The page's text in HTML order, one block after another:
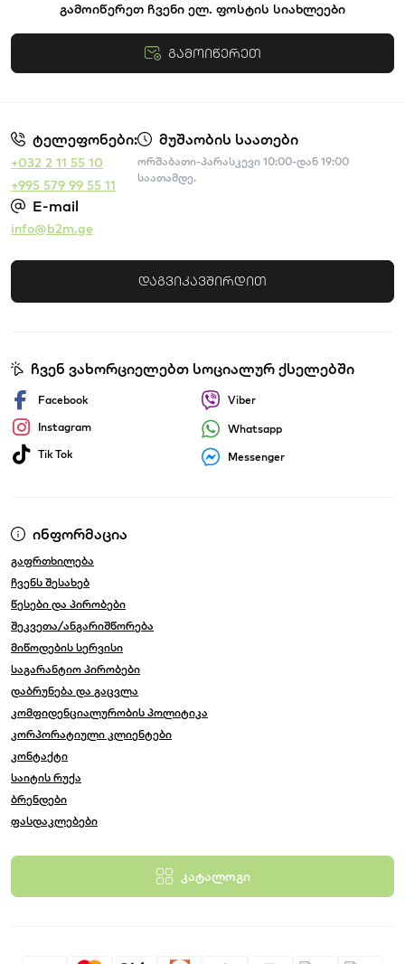
გამოიწერეთ ჩვენი ელ. ფოსტის სიახლეები
გამოიწერეთ
წესები და პირობები
ტელეფონები:
+032 2 11 55 10
+995 579 99 55 11
მუშაობის საათები
ორშაბათი-პარასკევი 10:00-დან 19:00
საათამდე.
E-mail
info@b2m.ge
დაგვიკავშირდით
ინფორმაცია
გაფრთხილება
ჩვენს შესახებ
წესები და პირობები
შეკვეთა/ანგარიშწორება
მიწოდების სერვისი
საგარანტიო პირობები
დაბრუნება და გაცვლა
კომფიდენციალურობის პოლიტიკა
კორპორატიული კლიენტები
კონტაქტი
საიტის რუქა
ბრენდები
ფასდაკლებები
კატალოგი
ჩვენ ვახორციელებთ სოციალურ ქსელებში
Facebook
Instagram
Tik Tok
Viber
Whatsapp
Messenger